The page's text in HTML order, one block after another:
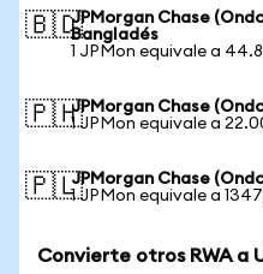
🇧🇩JPMorgan Chase
Bangladés
1 JPMon equivale a
🇵🇭JPMorgan Chase
1 JPMon equivale a
🇵🇱JPMorgan Chase
1 JPMon equivale a
Convierte otros RWA a